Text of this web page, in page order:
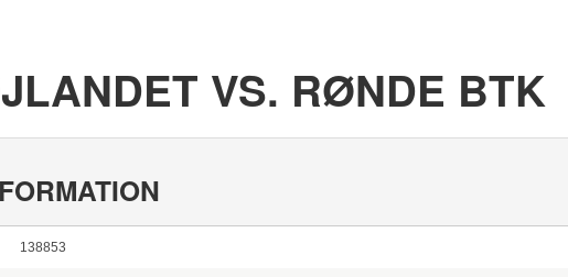
VS. RØNDE BTK
138853